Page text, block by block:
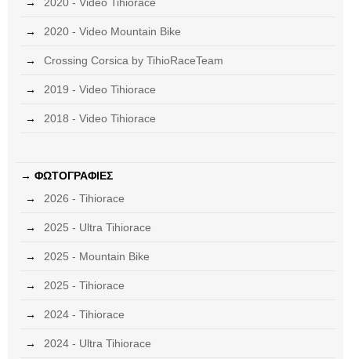
2020 - Video Mountain Bike
Crossing Corsica by TihioRaceTeam
2019 - Video Tihiorace
2018 - Video Tihiorace
ΦΩΤΟΓΡΑΦΙΕΣ
2026 - Tihiorace
2025 - Ultra Tihiorace
2025 - Mountain Bike
2025 - Tihiorace
2024 - Tihiorace
2024 - Ultra Tihiorace